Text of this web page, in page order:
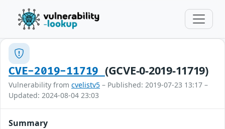
CVE-2019-11719 (GCVE-0-2019-11719)
Vulnerability from cvelistv5 – Published: 2019-07-23 13:17 –
Updated: 2024-08-04 23:03
Summary